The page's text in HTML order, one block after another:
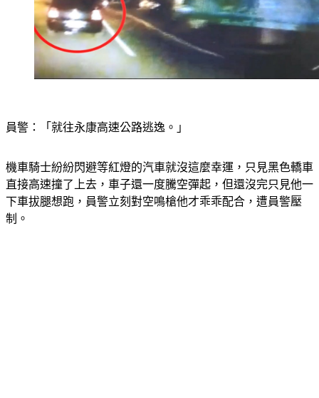
員警：「就往永康高速公路逃逸。」
機車騎士紛紛閃避等紅燈的汽車就沒這麼幸運，只見黑色轎車
直接高速撞了上去，車子還一度騰空彈起，但還沒完只見他一
下車拔腿想跑，員警立刻對空鳴槍他才乖乖配合，遭員警壓
制。